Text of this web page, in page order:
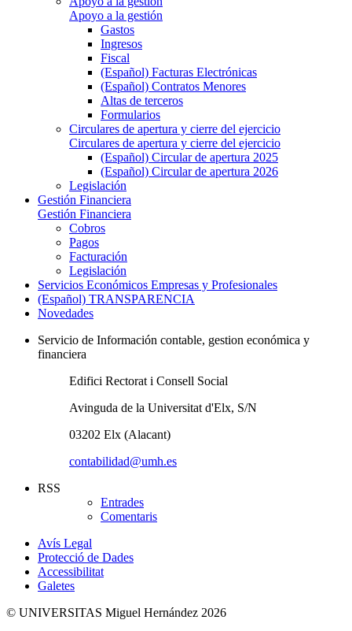
Apoyo a la gestión
Gastos
Ingresos
Fiscal
(Español) Facturas Electrónicas
(Español) Contratos Menores
Altas de terceros
Formularios
Circulares de apertura y cierre del ejercicio
Circulares de apertura y cierre del ejercicio
(Español) Circular de apertura 2025
(Español) Circular de apertura 2026
Legislación
Gestión Financiera
Gestión Financiera
Cobros
Pagos
Facturación
Legislación
Servicios Económicos Empresas y Profesionales
(Español) TRANSPARENCIA
Novedades
Servicio de Información contable, gestion económica y
financiera
Edifici Rectorat i Consell Social
Avinguda de la Universitat d'Elx, S/N
03202 Elx (Alacant)
contabilidad@umh.es
RSS
Entrades
Comentaris
Avís Legal
Protecció de Dades
Accessibilitat
Galetes
© UNIVERSITAS Miguel Hernández 2026